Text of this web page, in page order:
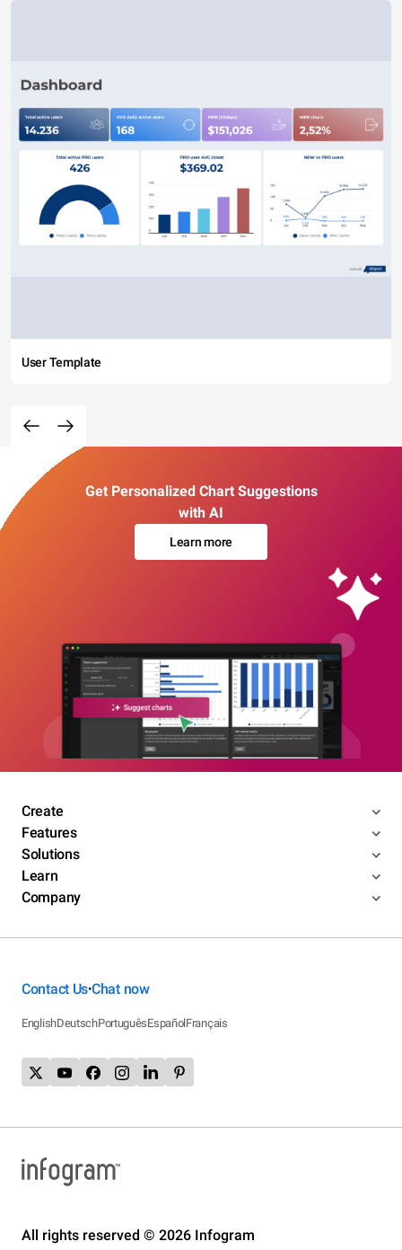
User Template
Get Personalized Chart Suggestions
with AI
Learn more
Create
Features
Solutions
Learn
Company
Contact Us•Chat now
EnglishDeutschPortuguêsEspañolFrançais
All rights reserved © 2026 Infogram